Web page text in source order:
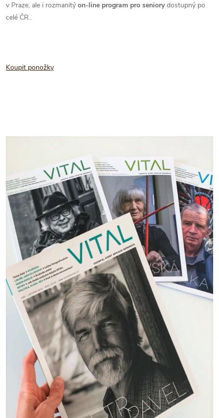
v Praze, ale i rozmanitý on-line program pro seniorydostupný po
celé ČR..
Koupit ponožky